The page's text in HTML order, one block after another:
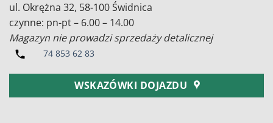
ul. Okrężna 32, 58-100 Świdnica
czynne: pn-pt – 6.00 – 14.00
Magazyn nie prowadzi sprzedaży detalicznej
74 853 62 83
WSKAZÓWKI DOJAZDU